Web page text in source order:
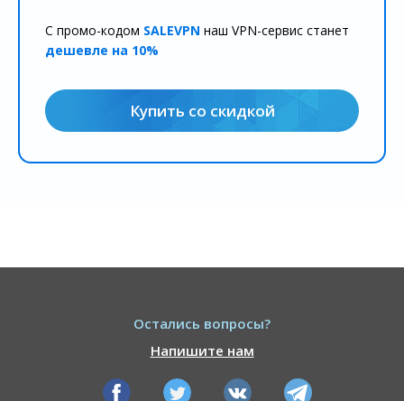
С промо-кодом SALEVPN наш VPN-сервис станет
дешевле на 10%
Купить со скидкой
Остались вопросы?
Напишите нам